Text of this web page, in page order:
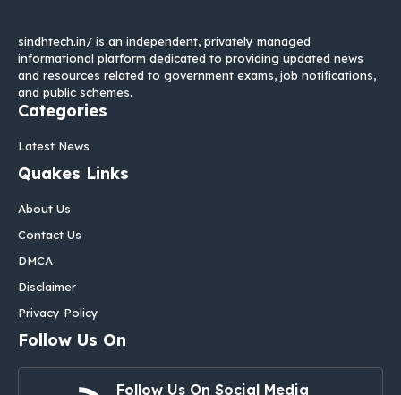
sindhtech.in/ is an independent, privately managed
informational platform dedicated to providing updated news
and resources related to government exams, job notifications,
and public schemes.
Categories
Latest News
Quakes Links
About Us
Contact Us
DMCA
Disclaimer
Privacy Policy
Follow Us On
Follow Us On Social Media